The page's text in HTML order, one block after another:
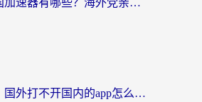
海外党必看：国外打不开国内的app怎么办？3步解决你的乡愁